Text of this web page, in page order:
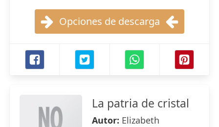
Opciones de descarga
La patria de cristal
Autor: Elizabeth